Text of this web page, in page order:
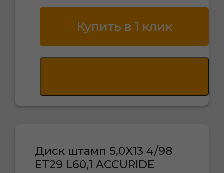
Купить в 1 клик
Диск штамп 5,0X13 4/98
ET29 L60,1 ACCURIDE